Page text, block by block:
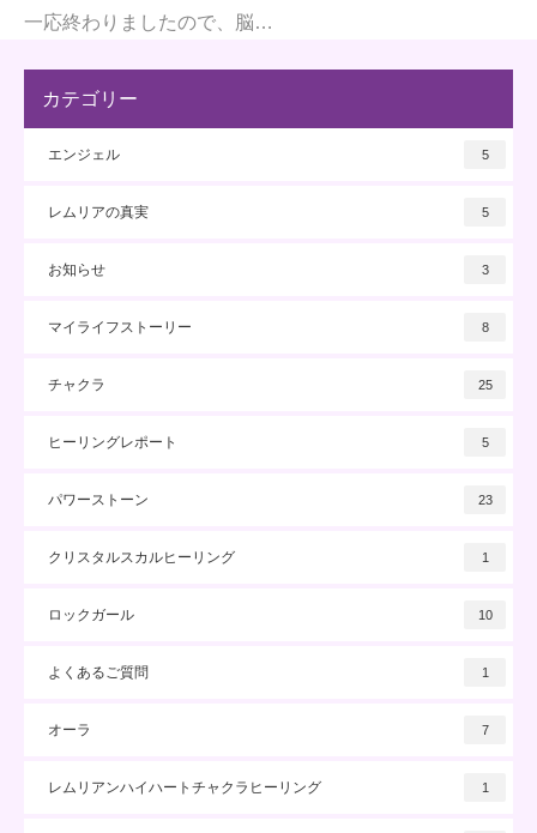
一応終わりましたので、脳…
カテゴリー
エンジェル 5
レムリアの真実 5
お知らせ 3
マイライフストーリー 8
チャクラ 25
ヒーリングレポート 5
パワーストーン 23
クリスタルスカルヒーリング 1
ロックガール 10
よくあるご質問 1
オーラ 7
レムリアンハイハートチャクラヒーリング 1